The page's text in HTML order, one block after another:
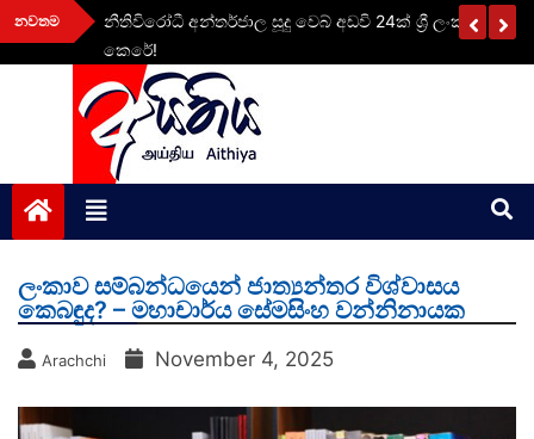
Skip
to
නවතම
නීතිවිරෝධී අන්තර්ජාල සූදු වෙබ් අඩවි 24ක් ශ්‍රී ලංකාව තුළ
කෙරේ!
aithiya
Human Rights News
ලංකාව සම්බන්ධයෙන් ජාත්‍යන්තර විශ්වාසය
කෙබඳුද? – මහාචාර්ය සේමසිංහ වන්නිනායක
Arachchi November 4, 2025